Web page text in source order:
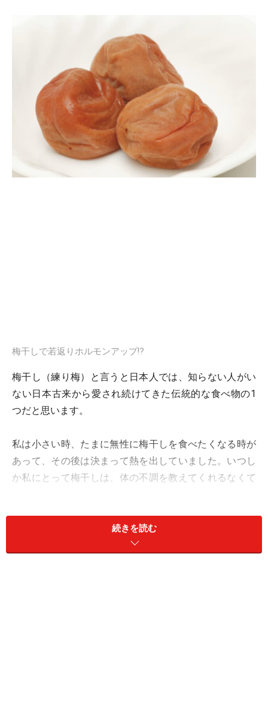
梅干しで若返りホルモンアップ⁉︎
梅干し（練り梅）と言うと日本人では、知らない人がい
ない日本古来から愛され続けてきた伝統的な食べ物の1
つだと思います。
私は小さい時、たまに無性に梅干しを食べたくなる時が
あって、その後は決まって熱を出していました。いつし
か私にとって梅干しは、体の不調を教えてくれるなくて
そんな私が愛してやまない梅干しの優れた効能をはじ
め、おすすめの使い方など、ご紹介させて頂きたいと思
続きを読む